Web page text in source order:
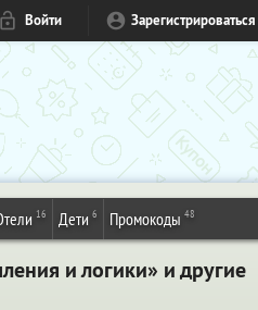
Войти Зарегистрироваться
16 Дети 6 Промокоды 48
и логики» и другие